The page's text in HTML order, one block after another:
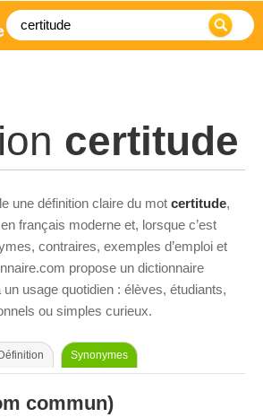
certitude
une définition claire du mot certitude,
français moderne et, lorsque c’est
contraires, exemples d’emploi et
propose un dictionnaire
usage quotidien : élèves, étudiants,
ou simples curieux.
Définition Synonymes
commun)